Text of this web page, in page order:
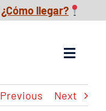
¿Cómo llegar?
Toggle
Previous Next